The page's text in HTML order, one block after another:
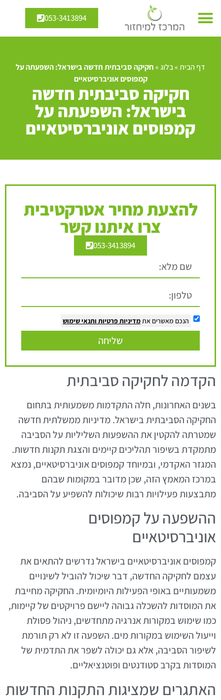
053-3413894
דף הבית»בלוג»חקיקה סביבתית חדשה בישראל: השפעתה על
קמפוסים אוניברסיטאיים
חקיקה סביבתית חדשה
בישראל: השפעתה על
קמפוסים אוניברסיטאיים
להצעת מחיר אטרקטיבית
צרו איתנו קשר
053-3413894
הנכם מאשרים את מדיניות פרטיות ותנאי שימוש
שליחה
הקדמה לחקיקה סביבתית
בשנים האחרונות, חלה התקדמות משמעותית בתחום
החקיקה הסביבתית בישראל. מדיניות ממשלתית חדשה
שמטרתה להקטין את ההשפעות השליליות על הסביבה
מתמקדת בשיפור תהליכים קיימים והצגת תקנות חדשות.
המגזר האקדמי, ובמיוחד קמפוסים אוניברסיטאיים, נמצא
במרכז המאמץ הזה, שכן מדובר במקומות שבהם
מתבצעות פעילויות רבות שיכולות להשפיע על הסביבה.
ההשפעה על קמפוסים
אוניברסיטאיים
קמפוסים אוניברסיטאיים בישראל נדרשים להתאים את
עצמם לחקיקה החדשה, דבר שיכול להוביל לשינויים
משמעותיים באופי הפעילות היומיומית. החקיקה מחייבת
את המוסדות להשכלה גבוהה ליישם פרויקטים של קיימות,
כמו שימוש במקורות אנרגיה מתחדשים, ניהול פסולת
וייעול השימוש במקורות מים. השפעה זו לא רק תורמת
לשיפור הסביבה, אלא גם יכולה לשפר את התדמית של
המוסדות בקרב סטודנטים ופוטנציאליים.
האתגרים שמציגות התקנות החדשות